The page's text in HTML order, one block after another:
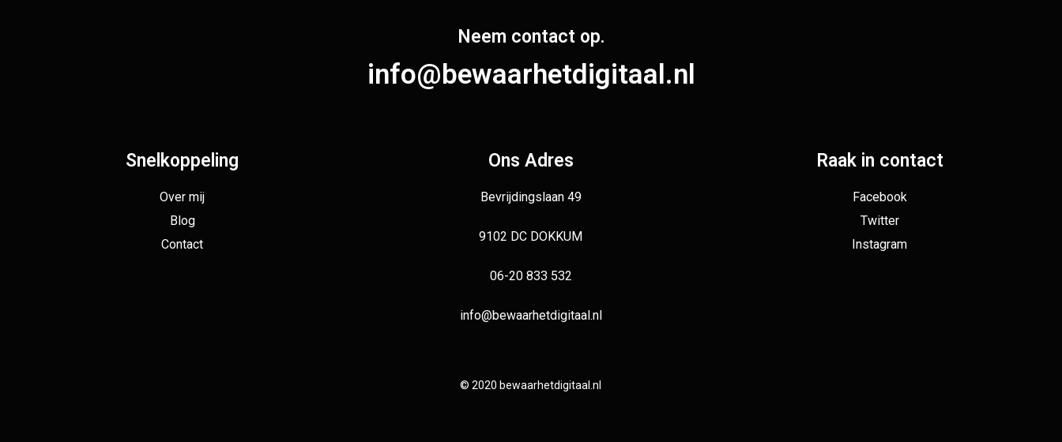
Neem contact op.
info@bewaarhetdigitaal.nl
Snelkoppeling
Over mij
Blog
Contact
Ons Adres
Bevrijdingslaan 49
9102 DC DOKKUM
06-20 833 532
info@bewaarhetdigitaal.nl
© 2020 bewaarhetdigitaal.nl
Raak in contact
Facebook
Twitter
Instagram